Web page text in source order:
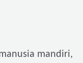
mandiri,